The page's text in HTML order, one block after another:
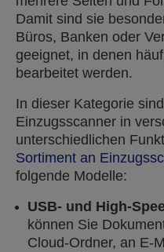
Damit sind sie
Büros, Banken oder
geeignet, in denen
bearbeitet werden.
In dieser Kategorie
Einzugsscanner in
unterschiedlichen
Sortiment an
folgende Modelle:
USB- und High-
können Sie
Cloud-Ordner, an E-